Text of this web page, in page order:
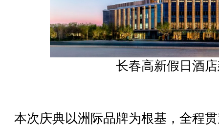
长春高新假日酒
本次庆典以洲际品牌为根基，全程